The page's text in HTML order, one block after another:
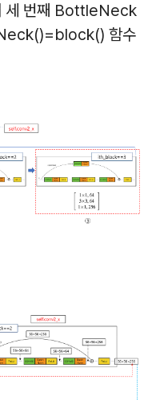
세 번째 BottleNeck
함수